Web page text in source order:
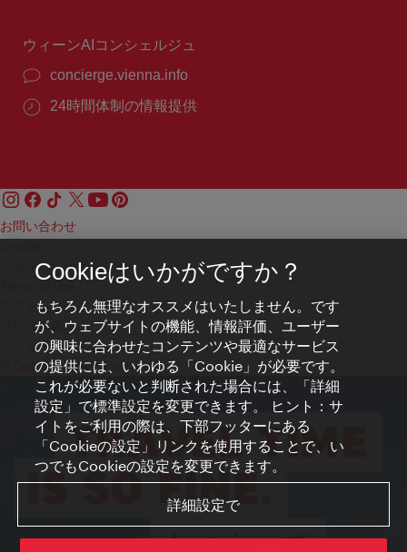
ウィーンAIコンシェルジュ
concierge.vienna.info
24時間体制の情報提供
お問い合わせ
プライバシーポリシー
アクセシビリティ
プレス連絡先
クッキーの設定
© Copyright WienTourismus
Cookieはいかがですか？
もちろん無理なオススメはいたしません。です
が、ウェブサイトの機能、情報評価、ユーザー
の興味に合わせたコンテンツや最適なサービス
の提供には、いわゆる「Cookie」が必要です。
これが必要ないと判断された場合には、「詳細
設定」で標準設定を変更できます。 ヒント：サ
イトをご利用の際は、下部フッターにある
「Cookieの設定」リンクを使用することで、い
つでもCookieの設定を変更できます。
詳細設定で